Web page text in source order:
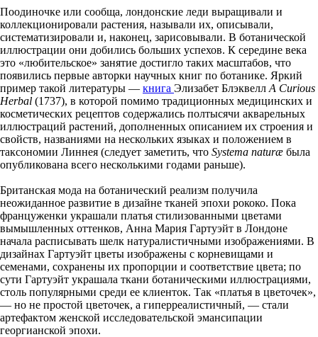
Поодиночке или сообща, лондонские леди выращивали и
коллекционировали растения, называли их, описывали,
систематизировали и, наконец, зарисовывали. В ботанической
иллюстрации они добились больших успехов. К середине века
это «любительское» занятие достигло таких масштабов, что
появились первые авторки научных книг по ботанике. Яркий
пример такой литературы — книга Элизабет Блэквелл A Curious
Herbal (1737), в которой помимо традиционных медицинских и
косметических рецептов содержались полтысячи акварельных
иллюстраций растений, дополненных описанием их строения и
свойств, названиями на нескольких языках и положением в
таксономии Линнея (следует заметить, что Systema naturæ была
опубликована всего несколькими годами раньше).
Британская мода на ботанический реализм получила
неожиданное развитие в дизайне тканей эпохи рококо. Пока
француженки украшали платья стилизованными цветами
вымышленных оттенков, Анна Мария Гартуэйт в Лондоне
начала расписывать шелк натуралистичными изображениями. В
дизайнах Гартуэйт цветы изображены с корневищами и
семенами, сохранены их пропорции и соответствие цвета; по
сути Гартуэйт украшала ткани ботаническими иллюстрациями,
столь популярными среди ее клиенток. Так «платья в цветочек»,
— но не простой цветочек, а гиперреалистичный, — стали
артефактом женской исследовательской эмансипации
георгианской эпохи.